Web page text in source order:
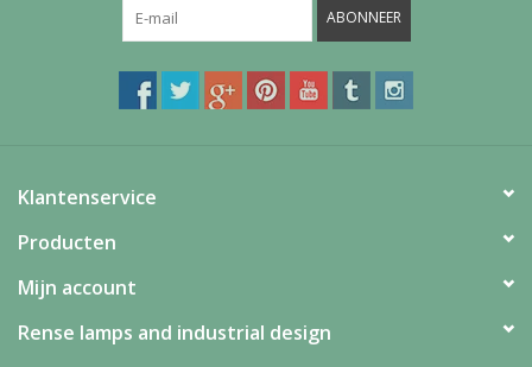
ABONNEER
Klantenservice
Producten
Mijn account
Rense lamps and industrial design